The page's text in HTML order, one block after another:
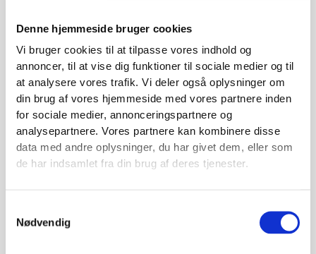
Denne hjemmeside bruger cookies
Vi bruger cookies til at tilpasse vores indhold og
annoncer, til at vise dig funktioner til sociale medier og til
at analysere vores trafik. Vi deler også oplysninger om
din brug af vores hjemmeside med vores partnere inden
for sociale medier, annonceringspartnere og
analysepartnere. Vores partnere kan kombinere disse
data med andre oplysninger, du har givet dem, eller som
de har indsamlet fra din brug af deres tjenester.
Nødvendig
SEO
Vi optimerer din hjemmeside til højere placeringer i
søgeresultaterne. Dermed øges den organiske trafik.